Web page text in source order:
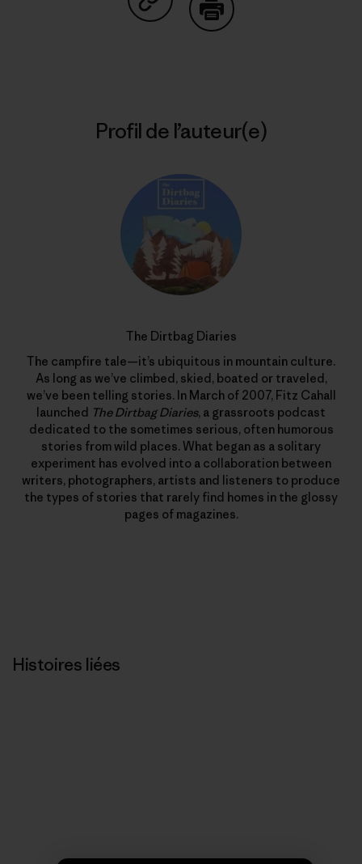
Partager sur Copy Link
Profil de l’auteur(e)
The Dirtbag Diaries
The campfire tale—it’s ubiquitous in mountain culture.
As long as we’ve climbed, skied, boated or traveled,
we’ve been telling stories. In March of 2007, Fitz Cahall
launched The Dirtbag Diaries, a grassroots podcast
dedicated to the sometimes serious, often humorous
stories from wild places. What began as a solitary
experiment has evolved into a collaboration between
writers, photographers, artists and listeners to produce
the types of stories that rarely find homes in the glossy
pages of magazines.
Histoires liées